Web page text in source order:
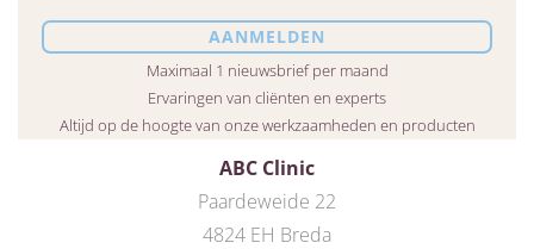
ABC Clinic
Paardeweide 22
4824 EH Breda
Maximaal 1 nieuwsbrief per maand
Ervaringen van cliënten en experts
Altijd op de hoogte van onze werkzaamheden en producten